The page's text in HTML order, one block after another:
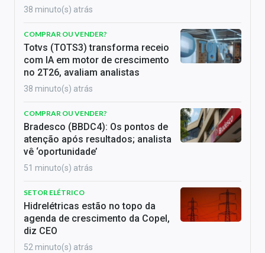
38 minuto(s) atrás
COMPRAR OU VENDER?
Totvs (TOTS3) transforma receio
com IA em motor de crescimento
no 2T26, avaliam analistas
38 minuto(s) atrás
COMPRAR OU VENDER?
Bradesco (BBDC4): Os pontos de
atenção após resultados; analista
vê ‘oportunidade’
51 minuto(s) atrás
SETOR ELÉTRICO
Hidrelétricas estão no topo da
agenda de crescimento da Copel,
diz CEO
52 minuto(s) atrás